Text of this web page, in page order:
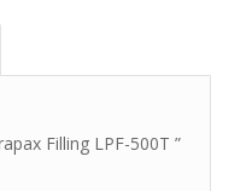
Filling LPF-500T ”